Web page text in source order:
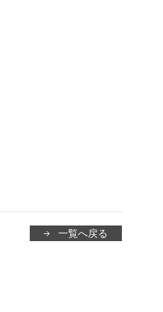
一覧へ戻る